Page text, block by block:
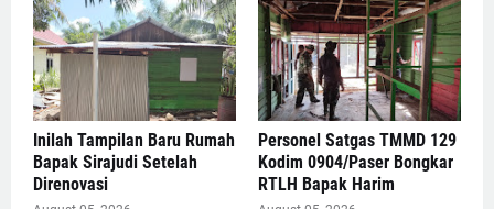
Inilah Tampilan Baru Rumah
Bapak Sirajudi Setelah
Direnovasi
Personel Satgas TMMD 129
Kodim 0904/Paser Bongkar
RTLH Bapak Harim